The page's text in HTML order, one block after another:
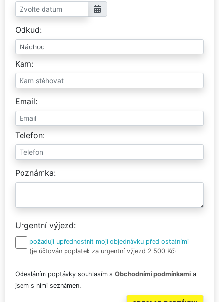
Odkud
Kam
Email
Telefon
Poznámka
Urgentní výjezd
požaduji upřednostnit moji objednávku před ostatními
(je účtován poplatek za urgentní výjezd 2 500 Kč)
Odesláním poptávky souhlasím s Obchodními podmínkami a
jsem s nimi seznámen.